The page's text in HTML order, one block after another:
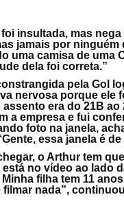
insultada, mas
jamais por ninguém
uma camisa de uma
dela foi correta.”
pela Gol
nervosa porque ele
era do 21B
a empresa e fui
foto na janela,
essa janela é
o Arthur tem
no vídeo ao lado
filha tem 11
nada”,